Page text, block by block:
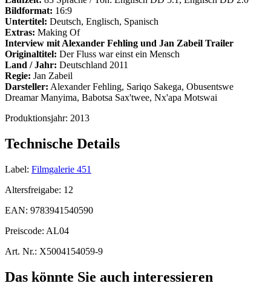
Bildformat: 16:9
Untertitel: Deutsch, Englisch, Spanisch
Extras: Making Of
Interview mit Alexander Fehling und Jan Zabeil Trailer
Originaltitel: Der Fluss war einst ein Mensch
Land / Jahr: Deutschland 2011
Regie: Jan Zabeil
Darsteller: Alexander Fehling, Sariqo Sakega, Obusentswe
Dreamar Manyima, Babotsa Sax'twee, Nx'apa Motswai
Produktionsjahr: 2013
Technische Details
Label: Filmgalerie 451
Altersfreigabe: 12
EAN: 9783941540590
Preiscode: AL04
Art. Nr.: X5004154059-9
Das könnte Sie auch interessieren